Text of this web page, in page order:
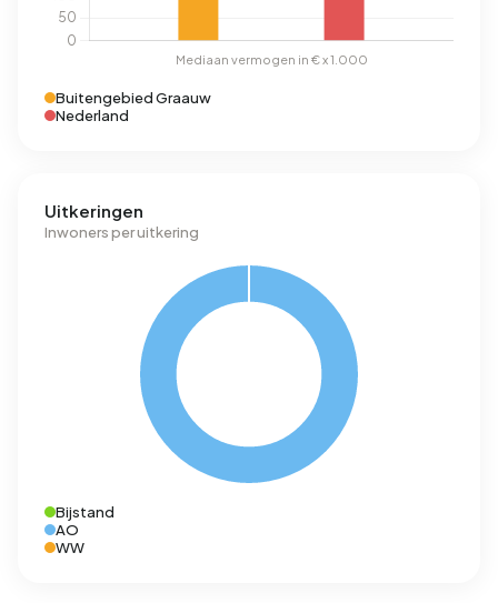
Buitengebied Graauw
Nederland
Uitkeringen
Inwoners per uitkering
Bijstand
AO
WW